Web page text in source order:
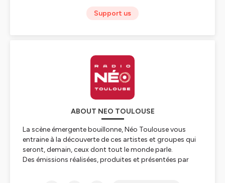
Support us
ABOUT NEO TOULOUSE
La scène émergente bouillonne, Néo Toulouse vous
entraine à la découverte de ces artistes et groupes qui
seront, demain, ceux dont tout le monde parle.
Des émissions réalisées, produites et présentées par